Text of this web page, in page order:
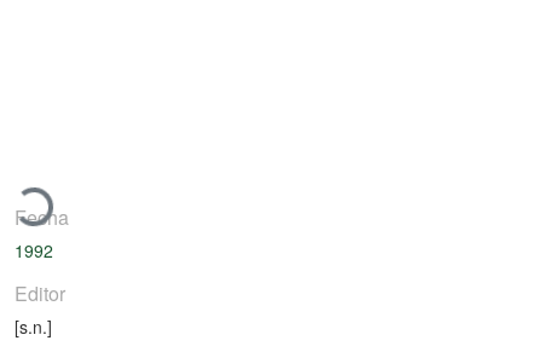
Fecha
1992
Editor
[s.n.]